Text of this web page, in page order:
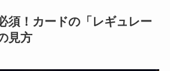
須！カードの「レギュレー
見方